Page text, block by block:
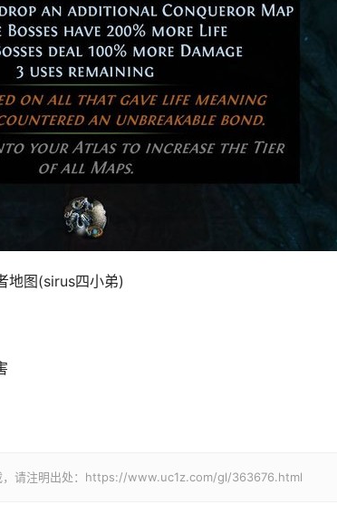
地图(sirus四小弟)
，请注明出处：https://www.uc1z.com/gl/363676.html